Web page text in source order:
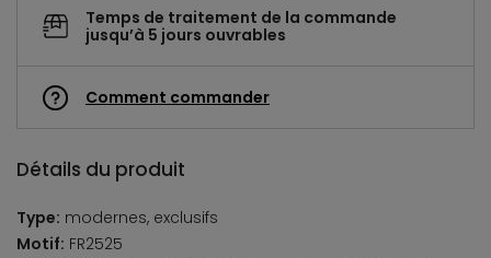
Temps de traitement de la commande
jusqu’à 5 jours ouvrables
Comment commander
Détails du produit
Type: modernes, exclusifs
Motif: FR2525